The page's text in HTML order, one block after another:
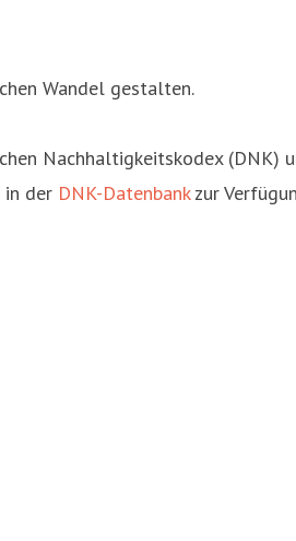
Wandel gestalten.
Nachhaltigkeitskodex (DNK)
der DNK-Datenbankzur